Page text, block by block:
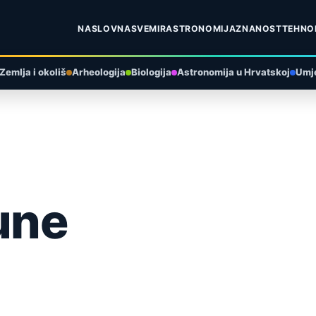
NASLOVNASVEMIRASTRONOMIJAZNANOST
Zemlja i okoliš Arheologija Biologija Astronomija u Hrvatskoj